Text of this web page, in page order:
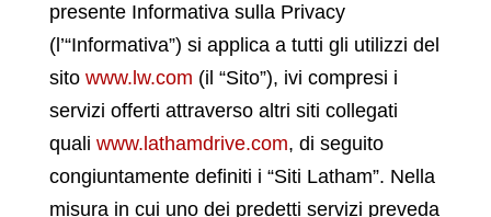
presente Informativa sulla Privacy
(l’“Informativa”) si applica a tutti gli utilizzi del
sito www.lw.com (il “Sito”), ivi compresi i
servizi offerti attraverso altri siti collegati
quali www.lathamdrive.com, di seguito
congiuntamente definiti i “Siti Latham”. Nella
misura in cui uno dei predetti servizi preveda